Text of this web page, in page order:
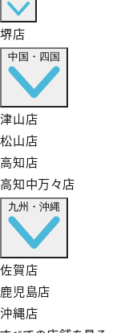
堺店
中国・四国
津山店
松山店
高知店
高知中万々店
九州・沖縄
佐賀店
鹿児島店
沖縄店